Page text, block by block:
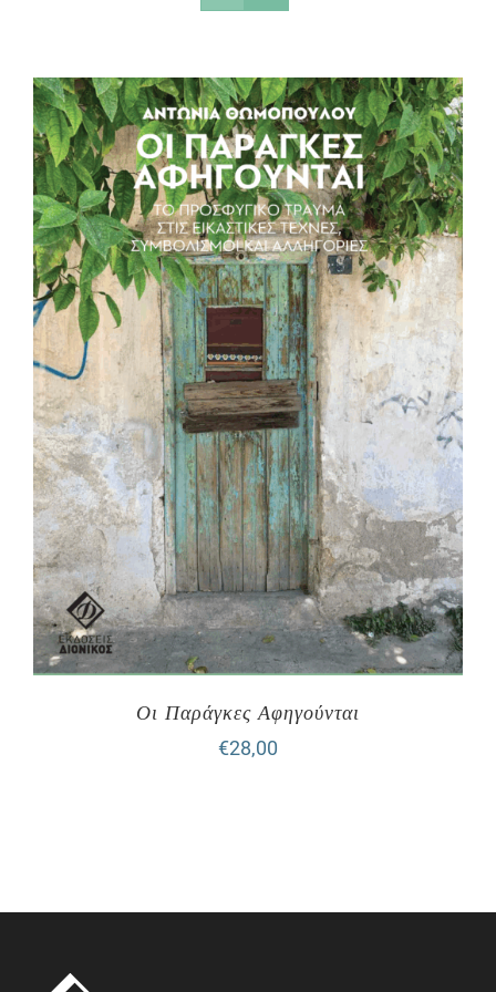
Οι Παράγκες Αφηγούνται
€28,00